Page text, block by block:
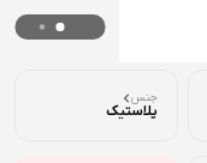
جنس
پلاستیک